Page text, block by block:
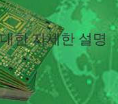
한 자세한 설명